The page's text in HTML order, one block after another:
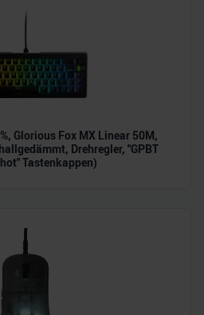
Glorious Fox MX Linear 50M,
Drehregler, "GPBT
Tastenkappen)